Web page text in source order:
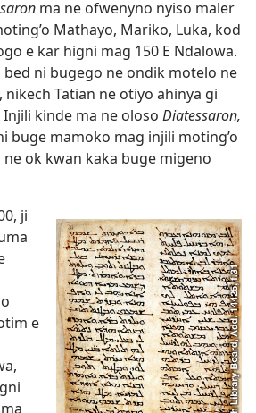
ma ne ofwenyno nyiso maler
Mathayo, Mariko, Luka, kod
e kar higni mag 150 E Ndalowa.
bed ni bugego ne ondik motelo ne
nikech Tatian ne otiyo ahinya gi
Injili kinde ma ne oloso Diatessaron,
buge mamoko mag injili moting’o
ok kwan kaka buge migeno
ji
e